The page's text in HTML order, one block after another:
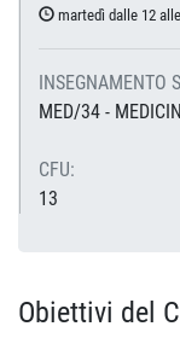
martedì dalle 12
INSEGNAMENTO
MED/34 -
CFU:
13
Obiettivi del